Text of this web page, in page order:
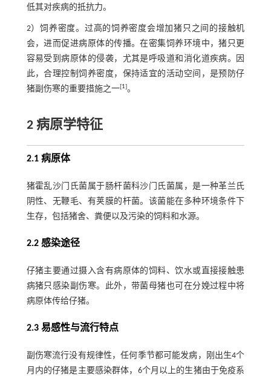
低其对疾病的抵抗力。
2）饲养密度。过高的饲养密度会增加猪只之间的接触机
会，进而促进病原体的传播。在密集饲养环境中，猪只更
容易受到病原体的侵袭，尤其是呼吸道和消化道疾病。因
此，合理控制饲养密度，保持适宜的活动空间，是预防仔
猪副伤寒的重要措施之一[1]。
2 病原学特征
2.1 病原体
猪霍乱沙门氏菌属于肠杆菌科沙门氏菌属，是一种革兰氏
阴性、无鞭毛、有荚膜的杆菌。该菌能在多种环境条件下
生存，包括猪舍、粪便以及污染的饲料和水源。
2.2 感染途径
仔猪主要通过摄入含有病原体的饲料、饮水或直接接触患
病猪只感染副伤寒。此外，带菌母猪也可在分娩过程中将
病原体传给仔猪。
2.3 易感性与流行特点
副伤寒流行没有规律性，任何季节都可能发病，刚出生4个
月内的仔猪是主要感染群体，6个月以上的生猪由于免疫系